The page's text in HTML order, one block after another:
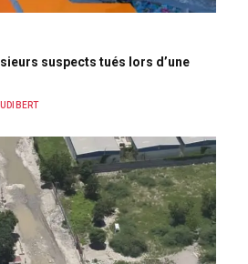
suspects tués lors d’une